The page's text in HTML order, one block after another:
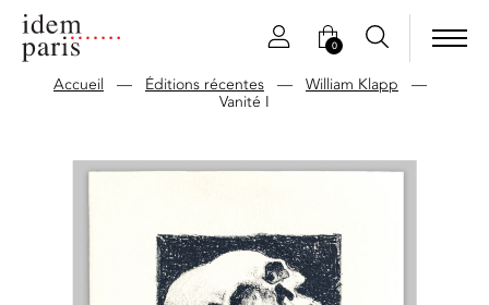
0
Accueil — Éditions récentes— William Klapp —
Vanité I